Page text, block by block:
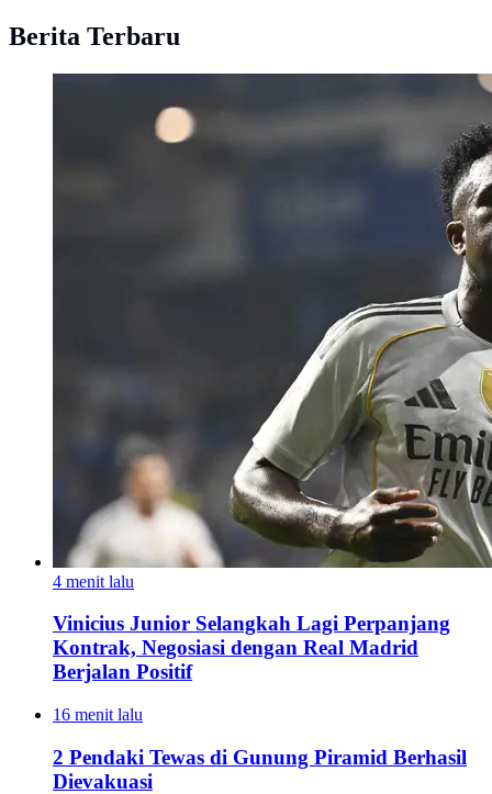
Berita Terbaru
4 menit lalu
Vinicius Junior Selangkah Lagi Perpanjang
Kontrak, Negosiasi dengan Real Madrid
Berjalan Positif
16 menit lalu
2 Pendaki Tewas di Gunung Piramid Berhasil
Dievakuasi